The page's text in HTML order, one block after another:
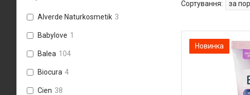
Новинка
Alverde Naturkosmetik 3
Babylove 1
Balea 104
Biocura 4
Cien 38